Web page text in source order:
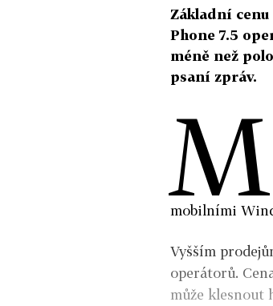
Základní
Phone 7.5
méně než
psaní zpráv.
M
mobilními
Vyšším
operátorů.
může klesnout